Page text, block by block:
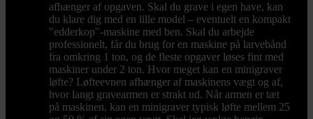
afhænger af opgaven. Skal du grave i egen have, kan
du klare dig med en lille model – eventuelt en kompakt
"edderkop"-maskine med ben. Skal du arbejde
professionelt, får du brug for en maskine på larvebånd
fra omkring 1 ton, og de fleste opgaver løses fint med
maskiner under 2 ton. Hvor meget kan en minigraver
løfte? Løfteevnen afhænger af maskinens vægt og af,
hvor langt gravearmen er strakt ud. Når armen er tæt
på maskinen, kan en minigraver typisk løfte mellem 25